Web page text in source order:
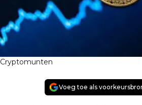
Cryptomunten
Voeg toe als